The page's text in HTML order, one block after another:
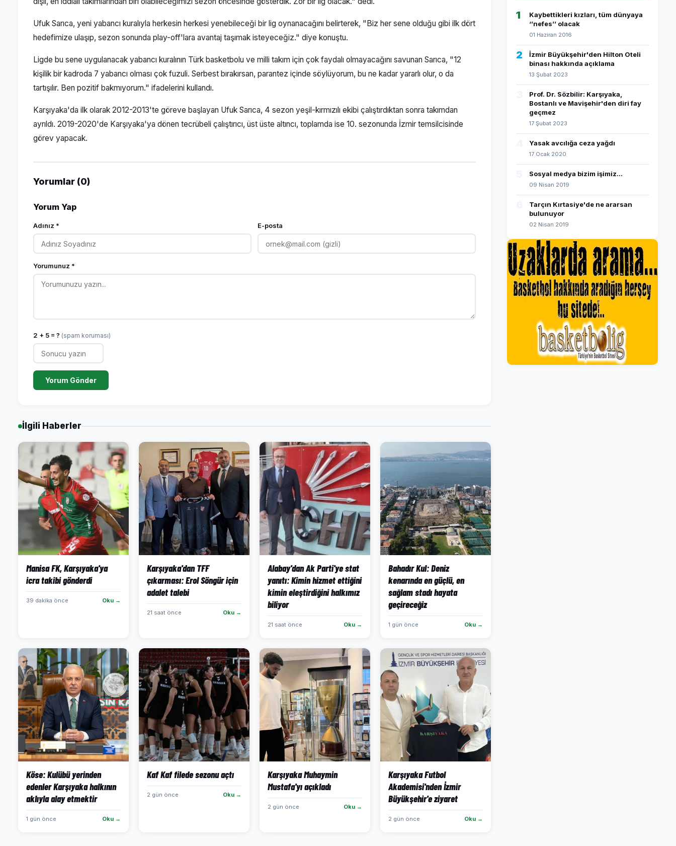
Ufuk Sarıca, yeni yabancı kuralıyla herkesin herkesi yenebileceği bir lig oynanacağını belirterek, "Biz her sene olduğu gibi ilk dört
hedefimize ulaşıp, sezon sonunda play-off'lara avantaj taşımak isteyeceğiz." diye konuştu.
Ligde bu sene uygulanacak yabancı kuralının Türk basketbolu ve milli takım için çok faydalı olmayacağını savunan Sarıca, "12
kişilik bir kadroda 7 yabancı olması çok fuzuli. Serbest bırakırsan, parantez içinde söylüyorum, bu ne kadar yararlı olur, o da
tartışılır. Ben pozitif bakmıyorum." ifadelerini kullandı.
Karşıyaka'da ilk olarak 2012-2013'te göreve başlayan Ufuk Sarıca, 4 sezon yeşil-kırmızılı ekibi çalıştırdıktan sonra takımdan
ayrıldı. 2019-2020'de Karşıyaka'ya dönen tecrübeli çalıştırıcı, üst üste altıncı, toplamda ise 10. sezonunda İzmir temsilcisinde
görev yapacak.
Yorumlar (0)
Yorum Yap
Adınız * E-posta
Yorumunuz *
2 + 5 = ? (spam koruması)
Yorum Gönder
İlgili Haberler
Manisa FK, Karşıyaka'ya
icra takibi gönderdi
39 dakika önce Oku →
Karşıyaka'dan TFF
çıkarması: Erol Söngür için
adalet talebi
21 saat önce Oku →
Alabay'dan Ak Parti'ye stat
yanıtı: Kimin hizmet ettiğini
kimin eleştirdiğini halkımız
biliyor
21 saat önce Oku →
Bahadır Kul: Deniz
kenarında en güçlü, en
sağlam stadı hayata
geçireceğiz
1 gün önce Oku →
Köse: Kulübü yerinden
edenler Karşıyaka halkının
aklıyla alay etmektir
1 gün önce Oku →
Kaf Kaf filede sezonu açtı
2 gün önce Oku →
Karşıyaka Muhaymin
Mustafa'yı açıkladı
2 gün önce Oku →
Karşıyaka Futbol
Akademisi'nden İzmir
Büyükşehir'e ziyaret
2 gün önce Oku →
1
Kaybettikleri kızları, tüm dünyaya
‘’nefes’’ olacak
01 Haziran 2016
2
İzmir Büyükşehir'den Hilton Oteli
binası hakkında açıklama
13 Şubat 2023
Prof. Dr. Sözbilir: Karşıyaka,
Bostanlı ve Mavişehir'den diri fay
geçmez
17 Şubat 2023
Yasak avcılığa ceza yağdı
17 Ocak 2020
Sosyal medya bizim işimiz...
09 Nisan 2019
Tarçın Kırtasiye'de ne ararsan
bulunuyor
02 Nisan 2019